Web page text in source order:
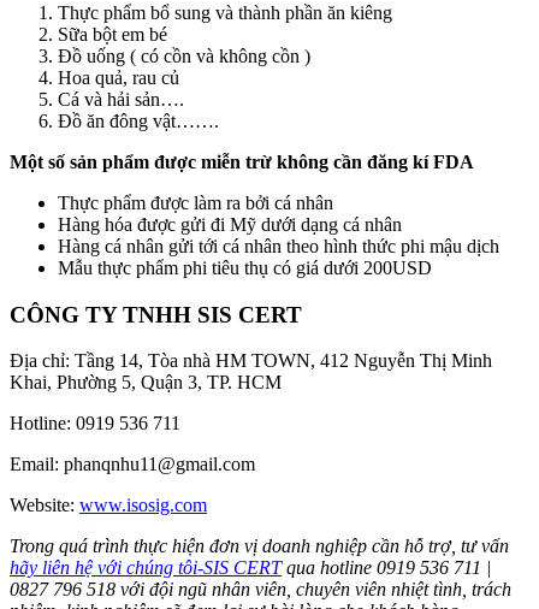
Thực phẩm bổ sung và thành phần ăn kiêng
Sữa bột em bé
Đồ uống ( có cồn và không cồn )
Hoa quả, rau củ
Cá và hải sản….
Đồ ăn đông vật…….
Một số sản phẩm được miễn trừ không cần đăng kí FDA
Thực phẩm được làm ra bởi cá nhân
Hàng hóa được gửi đi Mỹ dưới dạng cá nhân
Hàng cá nhân gửi tới cá nhân theo hình thức phi mậu dịch
Mẫu thực phẩm phi tiêu thụ có giá dưới 200USD
CÔNG TY TNHH SIS CERT
Địa chỉ: Tầng 14, Tòa nhà HM TOWN, 412 Nguyễn Thị Minh
Khai, Phường 5, Quận 3, TP. HCM
Hotline: 0919 536 711
Email: phanqnhu11@gmail.com
Website: www.isosig.com
Trong quá trình thực hiện đơn vị doanh nghiệp cần hỗ trợ, tư vấn
hãy liên hệ với chúng tôi-SIS CERTqua hotline 0919 536 711 |
0827 796 518 với đội ngũ nhân viên, chuyên viên nhiệt tình, trách